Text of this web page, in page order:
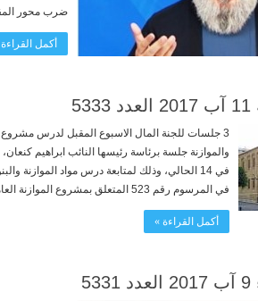
ضرب محور
أكمل
3 جلسات للجنة المال الاسبوع المقبل لدرس مشروع
والموازنة جلسة برئاسة رئيسها النائب ابراهيم
في 14 الحالي، وذلك لمتابعة درس مواد الموازنة
في المرسوم رقم 523 المتعلق بمشروع الموازنة العامة ...
أكمل القراءة »